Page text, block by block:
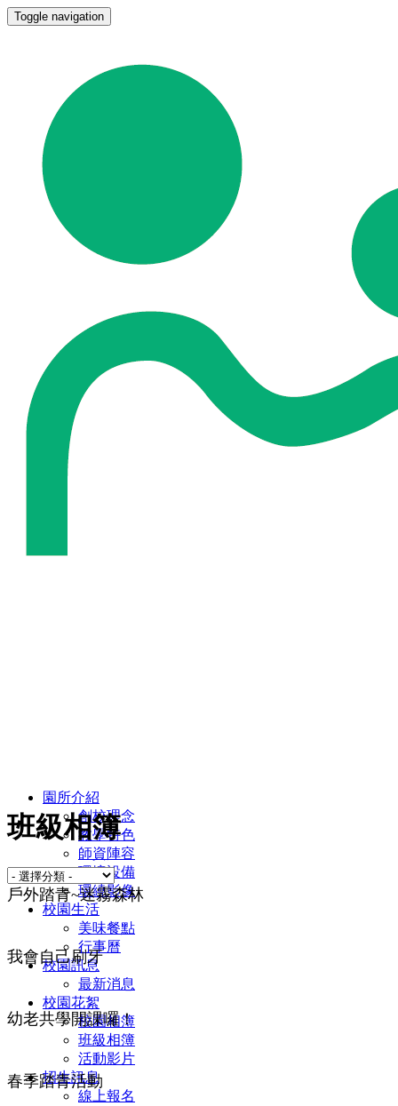
Toggle navigation
園所介紹
創校理念
教學特色
師資陣容
環境設備
環繞影像
校園生活
美味餐點
行事曆
校園訊息
最新消息
校園花絮
校園相簿
班級相簿
活動影片
招生訊息
線上報名
班級相簿
戶外踏青~迷霧森林
我會自己刷牙
幼老共學開課囉！
春季踏青活動